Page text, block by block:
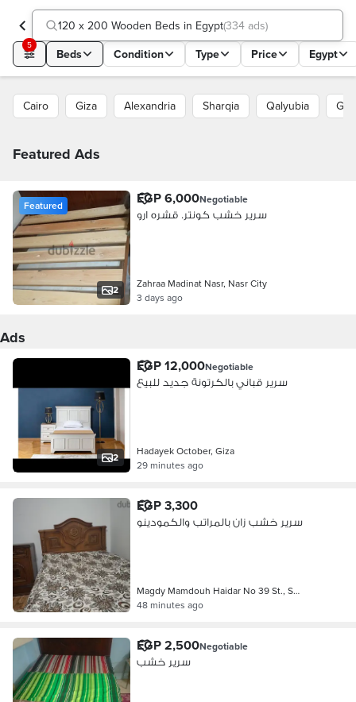
120 x 200 Wooden Beds in Egypt(334 ads)
5
Beds Condition Type Price Egypt
Cairo Giza Alexandria Sharqia Qalyubia
Featured Ads
2
Featured EGP 6,000Negotiable
سرير خشب كونتر. قشره ارو
Zahraa Madinat Nasr, Nasr City
3 days ago
Ads
2
EGP 12,000Negotiable
سرير قباني بالكرتونة جديد للبيع
Hadayek October, Giza
29 minutes ago
EGP 3,300
سرير خشب زان بالمراتب والكمودينو
Magdy Mamdouh Haidar No 39 St., S…
48 minutes ago
EGP 2,500Negotiable
سرير خشب